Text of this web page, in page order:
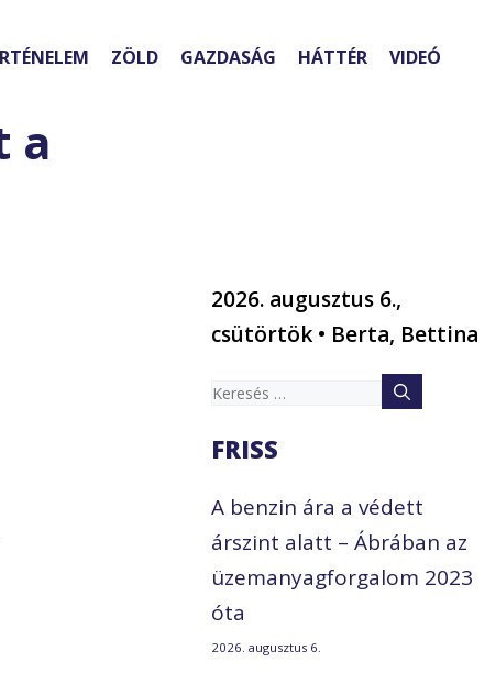
ZÖLD GAZDASÁG HÁTTÉR VIDEÓ
a
2026. augusztus 6.,
csütörtök • Berta, Bettina
Keresés:
FRISS
A benzin ára a védett
árszint alatt – Ábrában az
üzemanyagforgalom 2023
óta
2026. augusztus 6.